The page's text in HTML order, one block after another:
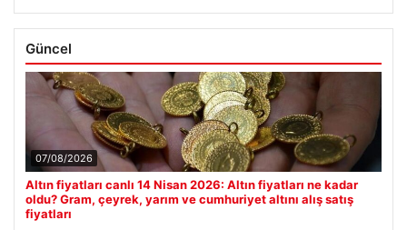
Güncel
07/08/2026
Altın fiyatları canlı 14 Nisan 2026: Altın fiyatları ne kadar
oldu? Gram, çeyrek, yarım ve cumhuriyet altını alış satış
fiyatları